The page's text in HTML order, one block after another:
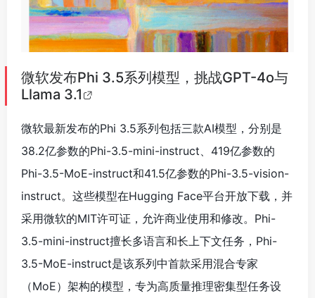
微软最新发布的Phi 3.5系列包括三款AI模型，分别是
38.2亿参数的Phi-3.5-mini-instruct、419亿参数的
Phi-3.5-MoE-instruct和41.5亿参数的Phi-3.5-vision-
instruct。这些模型在Hugging Face平台开放下载，并
采用微软的MIT许可证，允许商业使用和修改。Phi-
3.5-mini-instruct擅长多语言和长上下文任务，Phi-
3.5-MoE-instruct是该系列中首款采用混合专家
（MoE）架构的模型，专为高质量推理密集型任务设
计。而Phi-3.5-vision-instruct则是一个多模态模型
，集成了文本和图像处理功能。这三款模型在多个基
准测试中展现出优异的性能，甚至超越了谷歌的Gemini
1.5 Flash、Meta的Llama 3.1以及OpenAI的GPT-4o。
来源：微信公众号【新智元】